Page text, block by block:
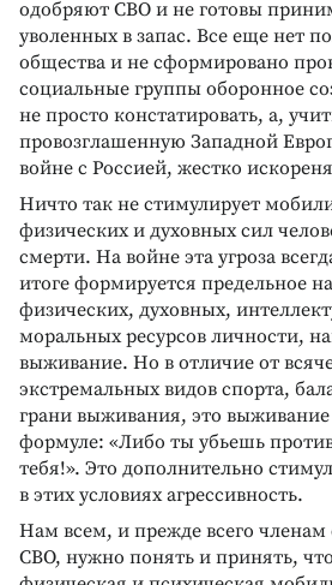
одобряют СВО и не готовы
уволенных в запас. Все еще нет
общества и не сформировано
социальные группы оборонное
не просто констатировать, а,
провозглашенную Западной
войне с Россией, жестко
Ничто так не стимулирует
физических и духовных сил
смерти. На войне эта угроза
итоге формируется предельное
физических, духовных,
моральных ресурсов личности,
выживание. Но в отличие от
экстремальных видов спорта,
грани выживания, это выживание
формуле: «Либо ты убьешь
тебя!». Это дополнительно
в этих условиях агрессивность.
Нам всем, и прежде всего членам
СВО, нужно понять и принять,